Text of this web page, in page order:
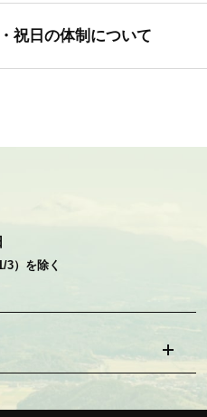
祝日の体制について
3）を除く